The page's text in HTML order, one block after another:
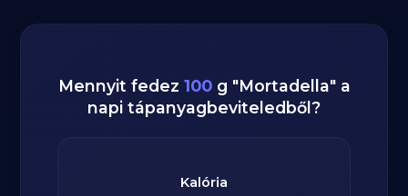
Mennyit fedez 100 g "Mortadella" a
napi tápanyagbeviteledből?
Kalória